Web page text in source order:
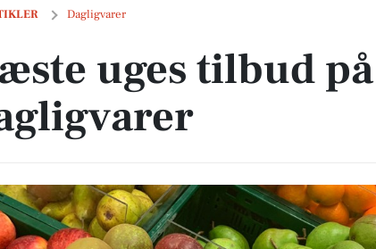
Dagligvarer
Næste uges tilbud på dagligvarer
uges tilbud på